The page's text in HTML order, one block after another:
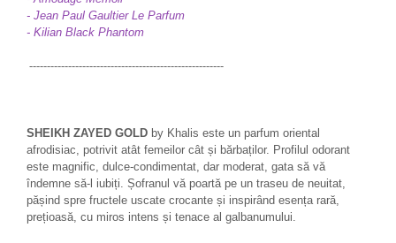
- Jean Paul Gaultier Le Parfum
- Kilian Black Phantom
-------------------------------------------------------
SHEIKH ZAYED GOLD by Khalis este un parfum oriental
afrodisiac, potrivit atât femeilor cât și bărbaților. Profilul odorant
este magnific, dulce-condimentat, dar moderat, gata să vă
îndemne să-l iubiți. Șofranul vă poartă pe un traseu de neuitat,
pășind spre fructele uscate crocante și inspirând esența rară,
prețioasă, cu miros intens și tenace al galbanumului.